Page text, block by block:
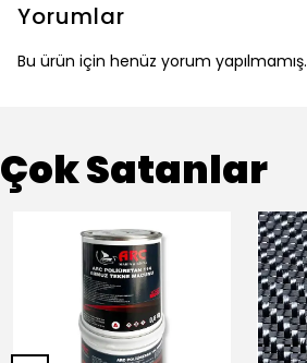
Yorumlar
Bu ürün için henüz yorum yapılmamış.
Çok Satanlar